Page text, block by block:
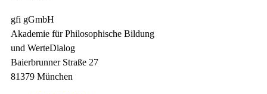
gfi gGmbH
Akademie für Philosophische Bildung
und WerteDialog
Baierbrunner Straße 27
81379 München